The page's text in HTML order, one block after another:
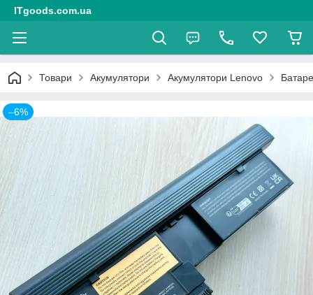
ITgoods.com.ua
Товари Акумулятори Акумулятори Lenovo
–6%